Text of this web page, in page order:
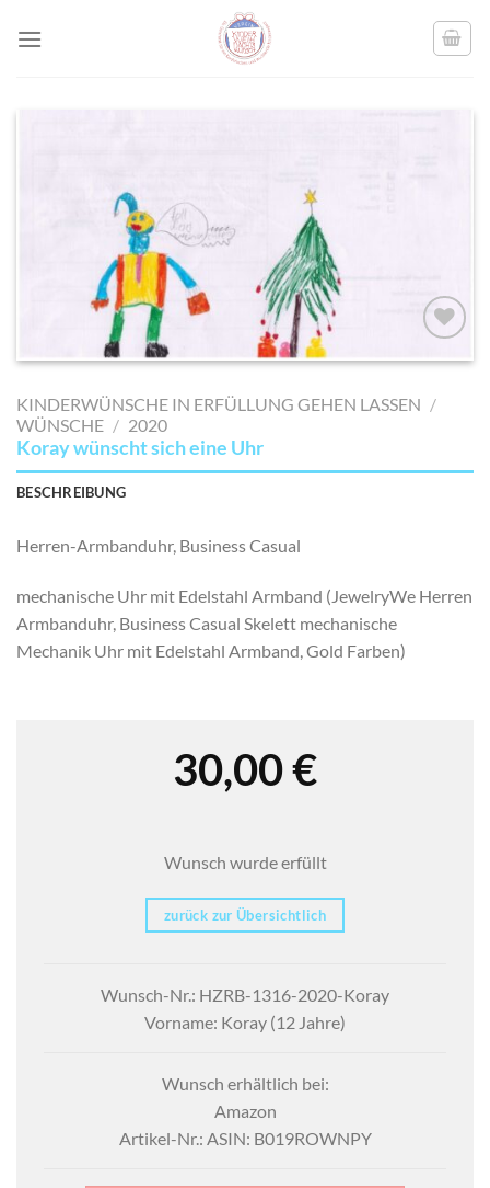
AUF MEINE
SETZEN
KINDERWÜNSCHE IN ERFÜLLUNG GEHEN LASSEN /
WÜNSCHE / 2020
Koray wünscht sich eine Uhr
BESCHREIBUNG
Herren-Armbanduhr, Business Casual
mechanische Uhr mit Edelstahl Armband ( JewelryWe Herren
Armbanduhr, Business Casual Skelett mechanische
Mechanik Uhr mit Edelstahl Armband, Gold Farben)
30,00€
Wunsch wurde erfüllt
zurück zur Übersichtlich
Wunsch-Nr.: HZRB-1316-2020-Koray
Vorname: Koray (12 Jahre)
Wunsch erhältlich bei:
Amazon
Artikel-Nr.: ASIN: B019ROWNPY